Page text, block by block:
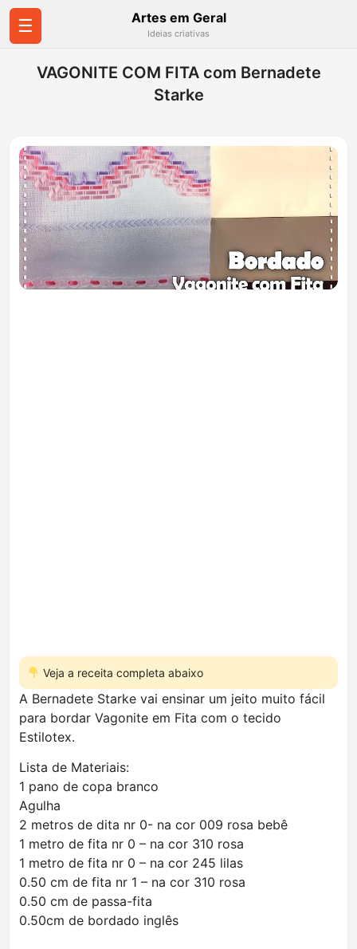
☰ Artes em Geral
Ideias criativas
VAGONITE COM FITA com Bernadete
Starke
Veja a receita completa abaixo
A Bernadete Starke vai ensinar um jeito muito fácil
para bordar Vagonite em Fita com o tecido
Estilotex.
Lista de Materiais:
1 pano de copa branco
Agulha
2 metros de dita nr 0- na cor 009 rosa bebê
1 metro de fita nr 0 – na cor 310 rosa
1 metro de fita nr 0 – na cor 245 lilas
0.50 cm de fita nr 1 – na cor 310 rosa
0.50 cm de passa-fita
0.50cm de bordado inglês